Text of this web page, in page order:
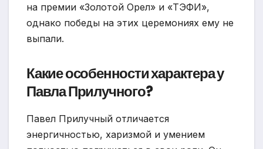
на премии «Золотой Орел» и «ТЭФИ»,
однако победы на этих церемониях ему не
выпали.
Какие особенности характера у
Павла Прилучного?
Павел Прилучный отличается
энергичностью, харизмой и умением